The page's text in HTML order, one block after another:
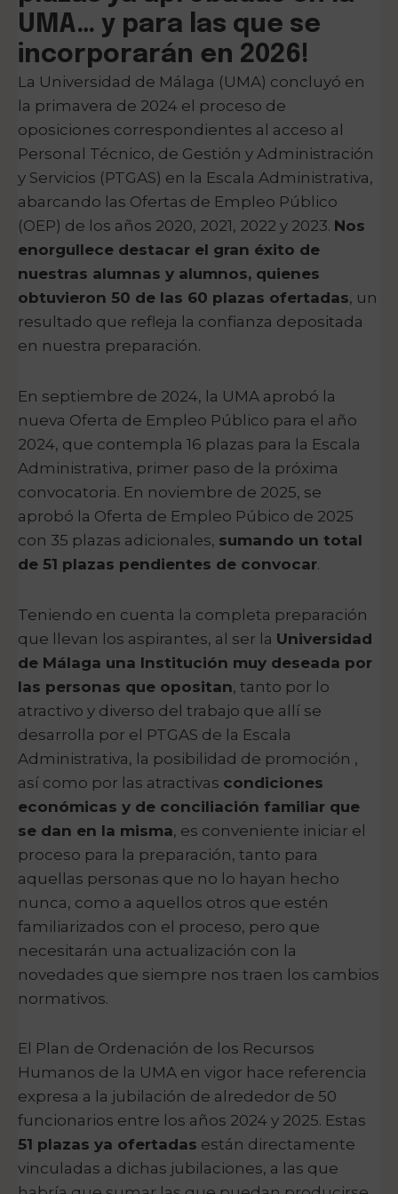
UMA… y para las que se
incorporarán en 2026!
La Universidad de Málaga (UMA) concluyó en
la primavera de 2024 el proceso de
oposiciones correspondientes al acceso al
Personal Técnico, de Gestión y Administración
y Servicios (PTGAS) en la Escala Administrativa,
abarcando las Ofertas de Empleo Público
(OEP) de los años 2020, 2021, 2022 y 2023. Nos
enorgullece destacar el gran éxito de
nuestras alumnas y alumnos, quienes
obtuvieron 50 de las 60 plazas ofertadas, un
resultado que refleja la confianza depositada
en nuestra preparación.
En septiembre de 2024, la UMA aprobó la
nueva Oferta de Empleo Público para el año
2024, que contempla 16 plazas para la Escala
Administrativa, primer paso de la próxima
convocatoria. En noviembre de 2025, se
aprobó la Oferta de Empleo Púbico de 2025
con 35 plazas adicionales, sumando un total
de 51 plazas pendientes de convocar.
Teniendo en cuenta la completa preparación
que llevan los aspirantes, al ser la Universidad
de Málaga una Institución muy deseada por
las personas que opositan, tanto por lo
atractivo y diverso del trabajo que allí se
desarrolla por el PTGAS de la Escala
Administrativa, la posibilidad de promoción ,
así como por las atractivas condiciones
económicas y de conciliación familiar que
se dan en la misma, es conveniente iniciar el
proceso para la preparación, tanto para
aquellas personas que no lo hayan hecho
nunca, como a aquellos otros que estén
familiarizados con el proceso, pero que
necesitarán una actualización con la
novedades que siempre nos traen los cambios
normativos.
El Plan de Ordenación de los Recursos
Humanos de la UMA en vigor hace referencia
expresa a la jubilación de alrededor de 50
funcionarios entre los años 2024 y 2025. Estas
51 plazas ya ofertadas están directamente
vinculadas a dichas jubilaciones, a las que